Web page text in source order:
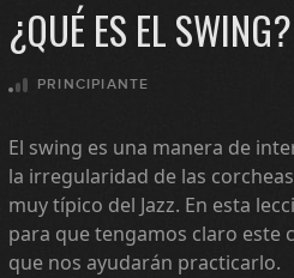
¿QUÉ ES EL SWING?
PRINCIPIANTE
El swing es una manera de
la irregularidad de las
muy típico del Jazz. En esta
para que tengamos claro este
que nos ayudarán practicarlo.